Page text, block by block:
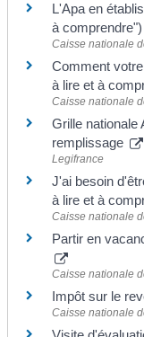
L'Apa en
à comprendre")
Caisse nationale
Comment
à lire et à
Caisse nationale
Grille nationale
remplissage
Legifrance
J'ai besoin
à lire et à
Caisse nationale
Partir en
Caisse nationale
Impôt sur le
Caisse nationale